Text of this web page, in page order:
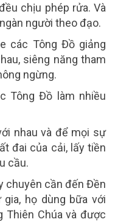
chịu phép rửa. Và
người theo đạo.
các Tông Đồ giảng
siêng năng tham
ngừng.
Tông Đồ làm nhiều
nhau và để mọi sự
đai của cải, lấy tiền
cầu.
chuyên cần đến Đền
họ dùng bữa với
Thiên Chúa và được